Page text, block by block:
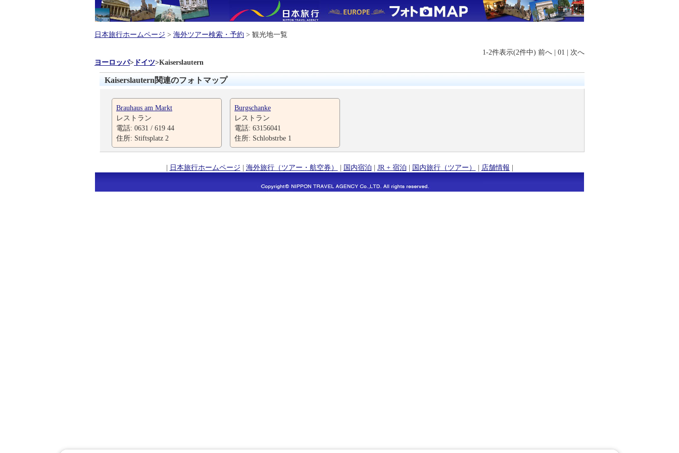
日本旅行ホームページ > 海外ツアー検索・予約 > 観光地一覧
1-2件表示(2件中) 前へ | 01 | 次へ
ヨーロッパ> ドイツ>Kaiserslautern
Kaiserslautern関連のフォトマップ
Brauhaus am Markt
レストラン
電話: 0631 / 619 44
住所: Stiftsplatz 2
Burgschanke
レストラン
電話: 63156041
住所: Schlobstrbe 1
| 日本旅行ホームページ | 海外旅行（ツアー・航空券） | 国内宿泊 | JR + 宿泊 | 国内旅行（ツアー） | 店舗情報 |